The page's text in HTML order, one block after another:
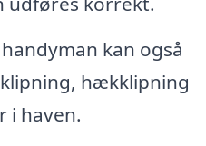
handyman kan også
hækklipning
i haven.